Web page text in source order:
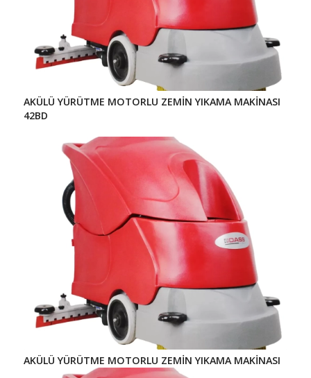
AKÜLÜ YÜRÜTME MOTORLU ZEMİN YIKAMA MAKİNASI
42BD
AKÜLÜ YÜRÜTME MOTORLU ZEMİN YIKAMA MAKİNASI